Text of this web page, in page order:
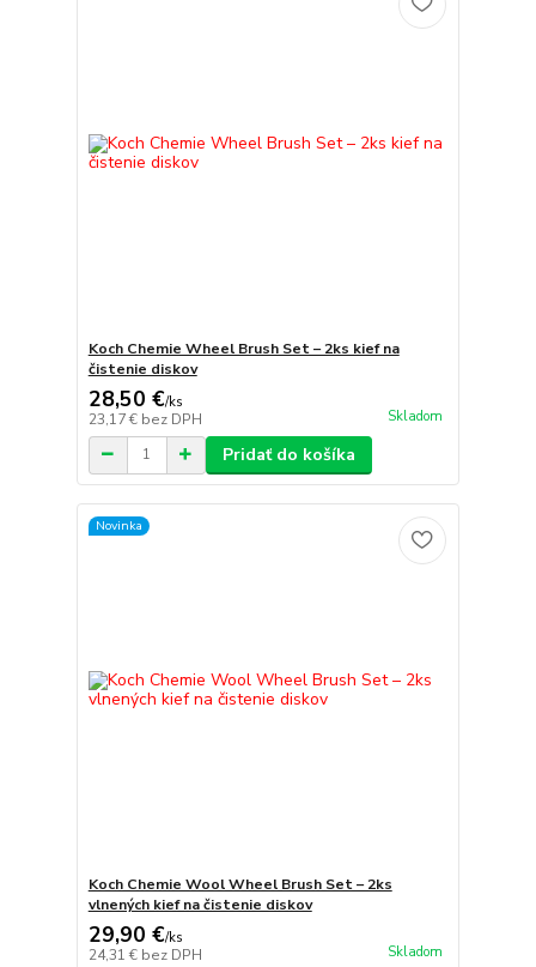
Koch Chemie Wheel Brush Set – 2ks kief na
čistenie diskov
28,50 €/ks
23,17 € bez DPH Skladom
Pridať do košíka
Novinka
Koch Chemie Wool Wheel Brush Set – 2ks
vlnených kief na čistenie diskov
29,90 €/ks
24,31 € bez DPH Skladom